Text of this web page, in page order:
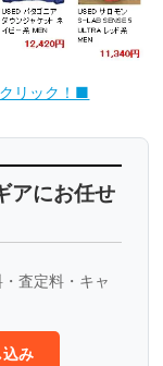
リック！■
アにお任せ
査定料・キャ
み